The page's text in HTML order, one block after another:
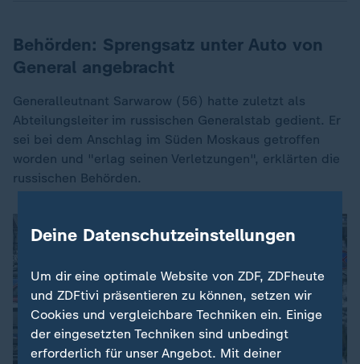
Behörden: Sprengsatz unter Auto von
General angebracht
Generalleutnant Sarwarow (56) hatte zuletzt als
Abteilungsleiter im russischen Generalstab gedient. Er
sei bei dem Anschlag im Süden Moskaus getroffen
worden und "erlag seinen Verletzungen", erklärten die
russischen Behörden.
Deine Datenschutzeinstellungen
Um dir eine optimale Website von ZDF, ZDFheute
und ZDFtivi präsentieren zu können, setzen wir
Cookies und vergleichbare Techniken ein. Einige
der eingesetzten Techniken sind unbedingt
erforderlich für unser Angebot. Mit deiner